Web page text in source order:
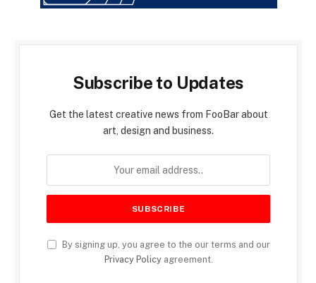
Subscribe to Updates
Get the latest creative news from FooBar about
art, design and business.
By signing up, you agree to the our terms and our
Privacy Policyagreement.